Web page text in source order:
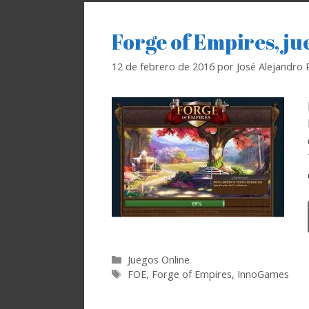
Forge of Empires,
12 de febrero de 2016 por José Alejandro
Categorías
Juegos Online
Etiquetas
FOE, Forge of Empires, InnoGames